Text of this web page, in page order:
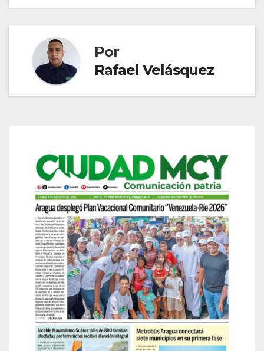
Por
Rafael Velásquez